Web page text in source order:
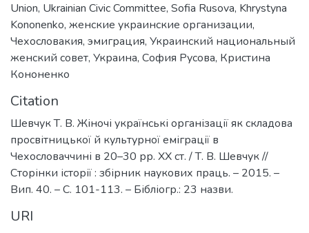
Union, Ukrainian Civic Committee, Sofia Rusova, Khrystyna
Kononenko, женские украинские организации,
Чехословакия, эмиграция, Украинский национальный
женский совет, Украина, София Русова, Кристина
Кононенко
Citation
Шевчук Т. В. Жіночі українські організації як складова
просвітницької й культурної еміграції в
Чехословаччині в 20–30 рр. ХХ ст. / Т. В. Шевчук //
Сторінки історії : збірник наукових праць. – 2015. –
Вип. 40. – С. 101-113. – Бібліогр.: 23 назви.
URI